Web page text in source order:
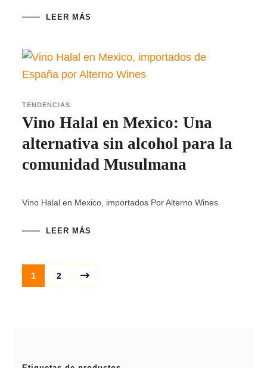
LEER MÁS
TENDENCIAS
Vino Halal en Mexico: Una
alternativa sin alcohol para la
comunidad Musulmana
Vino Halal en Mexico, importados Por Alterno Wines
LEER MÁS
Paginación
Page
1 Page
2